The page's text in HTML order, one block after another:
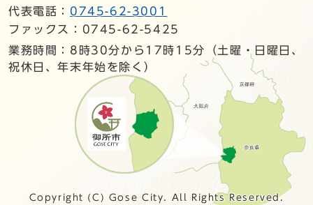
代表電話： 0745-62-3001
ファックス：0745-62-5425
業務時間：8時30分から17時15分（土曜・日曜日、
祝休日、年末年始を除く）
Copyright (C) Gose City. All Rights Reserved.